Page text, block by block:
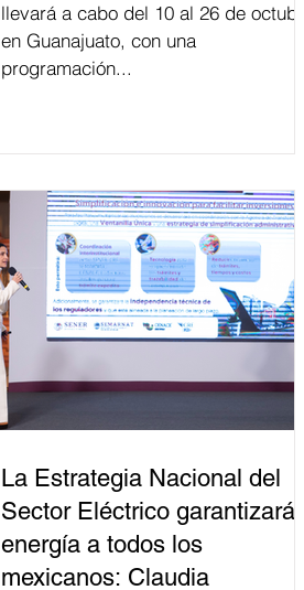
llevará a cabo del 10 al 26 de octubre
en Guanajuato, con una
programación...
La Estrategia Nacional del
Sector Eléctrico garantizará
energía a todos los
mexicanos: Claudia